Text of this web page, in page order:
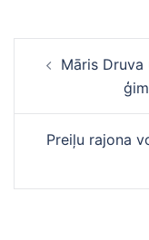
navigācija
Māris Druva
Preiļu rajona